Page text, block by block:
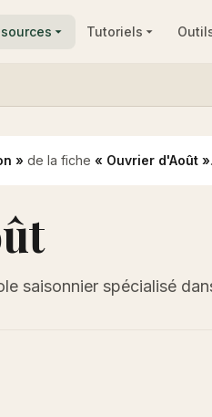
Tutoriels
» de la fiche « Ouvrier d'Août ».
saisonnier spécialisé